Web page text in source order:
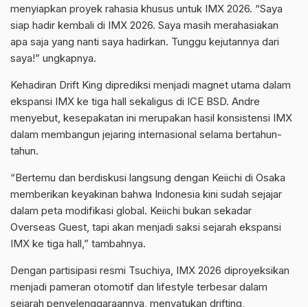
menyiapkan proyek rahasia khusus untuk IMX 2026. “Saya
siap hadir kembali di IMX 2026. Saya masih merahasiakan
apa saja yang nanti saya hadirkan. Tunggu kejutannya dari
saya!” ungkapnya.
Kehadiran Drift King diprediksi menjadi magnet utama dalam
ekspansi IMX ke tiga hall sekaligus di ICE BSD. Andre
menyebut, kesepakatan ini merupakan hasil konsistensi IMX
dalam membangun jejaring internasional selama bertahun-
tahun.
“Bertemu dan berdiskusi langsung dengan Keiichi di Osaka
memberikan keyakinan bahwa Indonesia kini sudah sejajar
dalam peta modifikasi global. Keiichi bukan sekadar
Overseas Guest, tapi akan menjadi saksi sejarah ekspansi
IMX ke tiga hall,” tambahnya.
Dengan partisipasi resmi Tsuchiya, IMX 2026 diproyeksikan
menjadi pameran otomotif dan lifestyle terbesar dalam
sejarah penyelenggaraannya, menyatukan drifting,